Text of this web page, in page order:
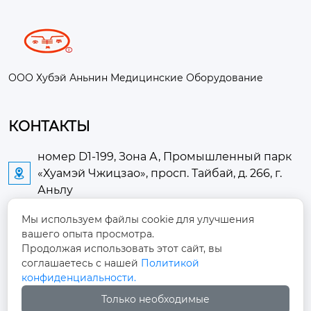
ООО Хубэй Аньнин Медицинские Оборудование
КОНТАКТЫ

номер D1-199, Зона А, Промышленный парк
«Хуамэй Чжицзао», просп. Тайбай, д. 266, г.
Аньлу
 2673889948@qq.com
 +86-13705274289
+86-19084124289
Мы используем файлы cookie для улучшения
вашего опыта просмотра.
Продолжая использовать этот сайт, вы
соглашаетесь с нашей Политикой
конфиденциальности.
Только необходимые